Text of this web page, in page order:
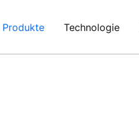
Produkte Technologie